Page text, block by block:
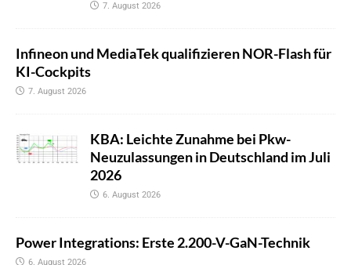
7. August 2026
Infineon und MediaTek qualifizieren NOR-Flash für
KI-Cockpits
7. August 2026
KBA: Leichte Zunahme bei Pkw-
Neuzulassungen in Deutschland im Juli
2026
6. August 2026
Power Integrations: Erste 2.200-V-GaN-Technik
6. August 2026